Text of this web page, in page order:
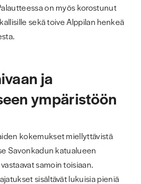
on myös korostunut
sekä toive Alppilan henkeä
ja
ympäristöön
kokemukset miellyttävistä
Savonkadun katualueen
samoin toisiaan.
sisältävät lukuisia pieniä